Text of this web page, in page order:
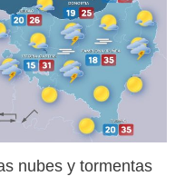
nubes y tormentas